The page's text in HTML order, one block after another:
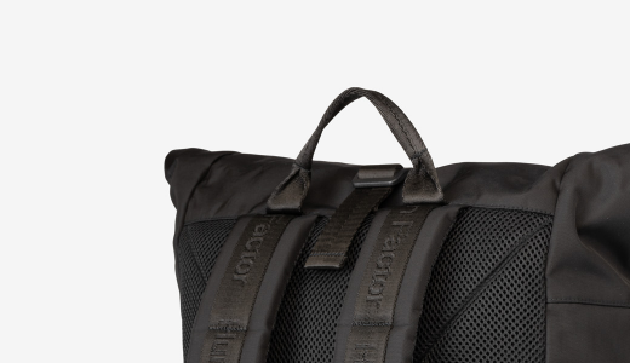
Выбрать файлФайл не выбран